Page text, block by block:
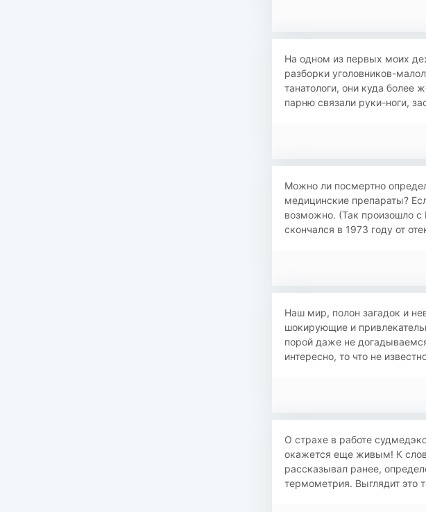
На одном из первых моих
разборки уголовников-
танатологи, они куда
парню связали руки-ноги,
Можно ли посмертно
медицинские препараты?
возможно. (Так произошло
скончался в 1973 году от
Наш мир, полон загадок и
шокирующие и
порой даже не
интересно, то что не
О страхе в работе
окажется еще живым! К
рассказывал ранее,
термометрия. Выглядит это